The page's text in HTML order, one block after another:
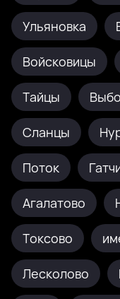
Ульяновка
Войсковицы
Тайцы
Сланцы
Поток
Агалатово
Токсово
Лесколово